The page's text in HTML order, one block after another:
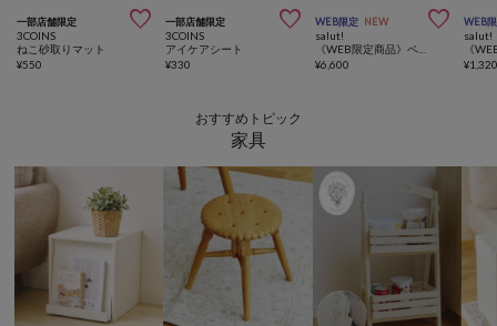
一部店舗限定 
3COINS
ねこ砂取りマット
¥550
一部店舗限定 
3COINS
アイケアシート
¥330
WEB限定 NEW 
salut!
《WEB限定商品》ペットソファ／猫と暮らす
¥6,600
WEB
salut!
¥
おすすめトピック
家具